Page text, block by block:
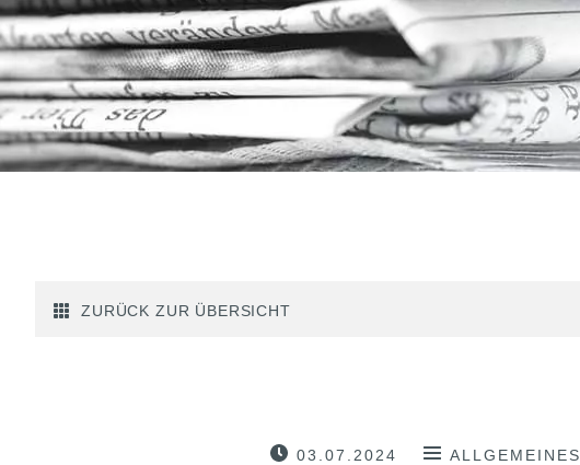
ZURÜCK ZUR ÜBERSICHT
03.07.2024 ALLGEMEINES